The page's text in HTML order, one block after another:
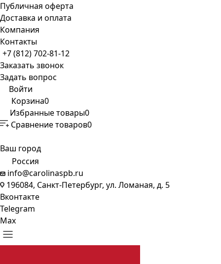
Публичная оферта
Доставка и оплата
Компания
Контакты
+7 (812) 702-81-12
Заказать звонок
Задать вопрос
Войти
Корзина0
Избранные товары0
Сравнение товаров0
Ваш город
Россия
info@carolinaspb.ru
196084, Санкт-Петербург, ул. Ломаная, д. 5
Вконтакте
Telegram
Max